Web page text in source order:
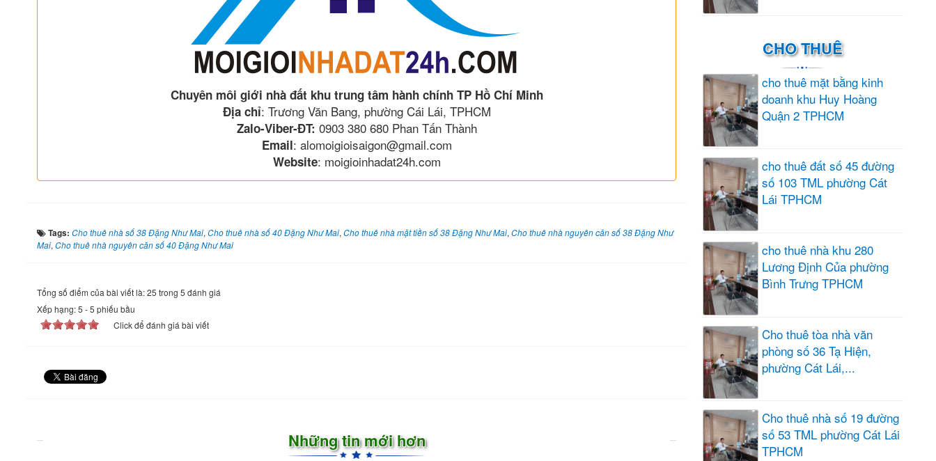
Chuyên môi giới nhà đất khu trung tâm hành chính TP Hồ Chí Minh
Địa chỉ: Trương Văn Bang, phường Cái Lái, TPHCM
Zalo-Viber-ĐT: 0903 380 680 Phan Tấn Thành
Email: alomoigioisaigon@gmail.com
Website: moigioinhadat24h.com
Tags: Cho thuê nhà số 38 Đặng Như Mai, Cho thuê nhà số 40 Đặng Như Mai, Cho thuê nhà mặt tiền số 38 Đặng Như Mai, Cho thuê nhà nguyên căn số 38 Đặng Như
Mai, Cho thuê nhà nguyên căn số 40 Đặng Như Mai
Tổng số điểm của bài viết là: 25 trong 5 đánh giá
Xếp hạng:5 -5 phiếu bầu
Click để đánh giá bài viết
Những tin mới hơn
CHO THUÊ
cho thuê mặt bằng kinh
doanh khu Huy Hoàng
Quận 2 TPHCM
cho thuê đất số 45 đường
số 103 TML phường Cát
Lái TPHCM
cho thuê nhà khu 280
Lương Định Của phường
Bình Trưng TPHCM
Cho thuê tòa nhà văn
phòng số 36 Tạ Hiện,
phường Cát Lái,...
Cho thuê nhà số 19 đường
số 53 TML phường Cát Lái
TPHCM